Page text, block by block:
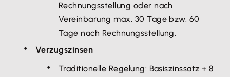
Rechnungsstellung oder nach
Vereinbarung max. 30 Tage bzw. 60
Tage nach Rechnungsstellung.
Verzugszinsen
Traditionelle Regelung: Basiszinssatz + 8